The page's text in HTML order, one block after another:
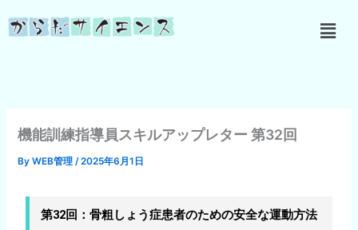
容
メ
ニ
機能訓練指導員スキルアップレター 第32回
ByWEB管理 /2025年6月1日
第32回：骨粗しょう症患者のための安全な運動方法